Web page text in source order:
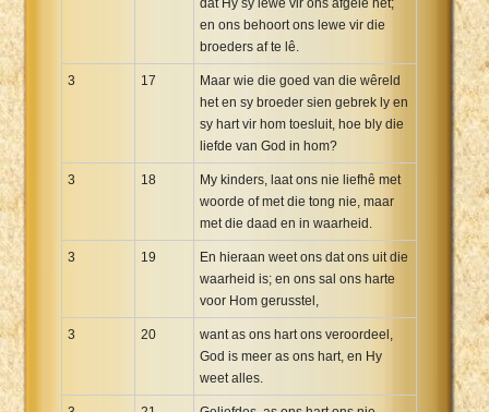
en ons behoort ons lewe vir die
broeders af te lê.
3 17
Maar wie die goed van die wêreld
het en sy broeder sien gebrek ly en
sy hart vir hom toesluit, hoe bly die
liefde van God in hom?
3 18
My kinders, laat ons nie liefhê met
woorde of met die tong nie, maar
met die daad en in waarheid.
3 19
En hieraan weet ons dat ons uit die
waarheid is; en ons sal ons harte
voor Hom gerusstel,
3 20
want as ons hart ons veroordeel,
God is meer as ons hart, en Hy
weet alles.